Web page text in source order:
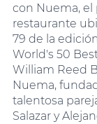
con Nuema, el
restaurante
79 de la
World's 50
William Reed
Nuema,
talentosa
Salazar y